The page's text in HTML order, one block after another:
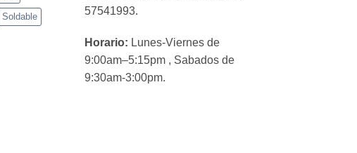
Soldable
57541993.
Horario: Lunes-Viernes de
9:00am–5:15pm , Sabados de
9:30am-3:00pm.